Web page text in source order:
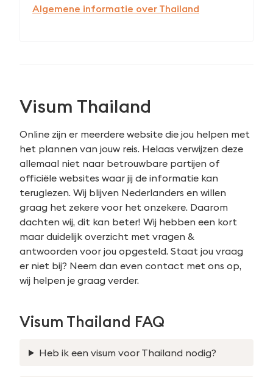
Algemene informatie over Thailand
Visum Thailand
Online zijn er meerdere website die jou helpen met
het plannen van jouw reis. Helaas verwijzen deze
allemaal niet naar betrouwbare partijen of
officiële websites waar jij de informatie kan
teruglezen. Wij blijven Nederlanders en willen
graag het zekere voor het onzekere. Daarom
dachten wij, dit kan beter! Wij hebben een kort
maar duidelijk overzicht met vragen &
antwoorden voor jou opgesteld. Staat jou vraag
er niet bij? Neem dan even contact met ons op,
wij helpen je graag verder.
Visum Thailand FAQ
Heb ik een visum voor Thailand nodig?